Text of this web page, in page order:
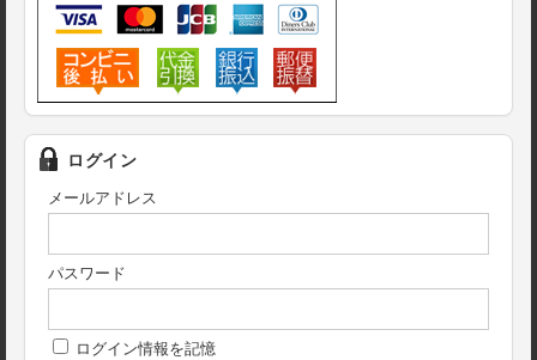
ログイン
メールアドレス
パスワード
ログイン情報を記憶